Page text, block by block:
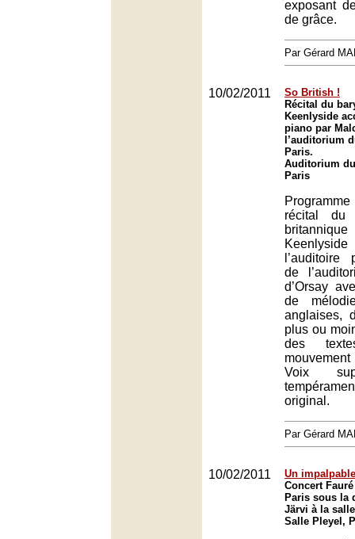
exposant
de grâce.
Par Gérard
10/02/2011
So British !
Récital du
Keenlyside
piano par
l’auditorium
Paris.
Auditorium
Paris
récital du
l’auditoire
de
d’Orsay
de
anglaises,
plus ou
des
Voix
original.
Par Gérard
10/02/2011
Un
Concert
Paris sous la
Järvi à la
Salle Pleyel,